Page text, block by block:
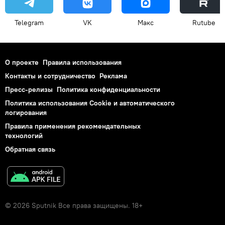
Telegram VK Макс Rutube
О проекте Правила использования
Контакты и сотрудничество Реклама
Пресс-релизы Политика конфиденциальности
Политика использования Cookie и автоматического
логирования
Правила применения рекомендательных
технологий
Обратная связь
© 2026 Sputnik Все права защищены. 18+